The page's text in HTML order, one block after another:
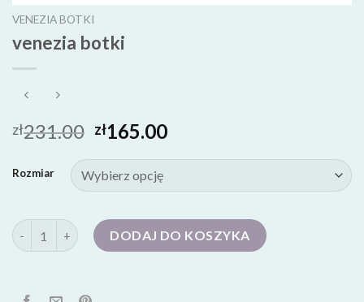
VENEZIA BOTKI
venezia botki
zł231.00 zł165.00
Rozmiar
ilość venezia botki DODAJ DO KOSZYKA